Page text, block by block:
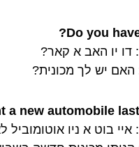
Do you
דו יו האב א קאר?
האם יש לך מכונית?
a new automobile last
בוט א ניו אוטומוביל